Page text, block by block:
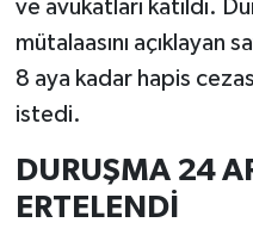
ve avukatları katıldı.
mütalaasını açıklayan
8 aya kadar hapis
istedi.
DURUŞMA 24
ERTELENDİ